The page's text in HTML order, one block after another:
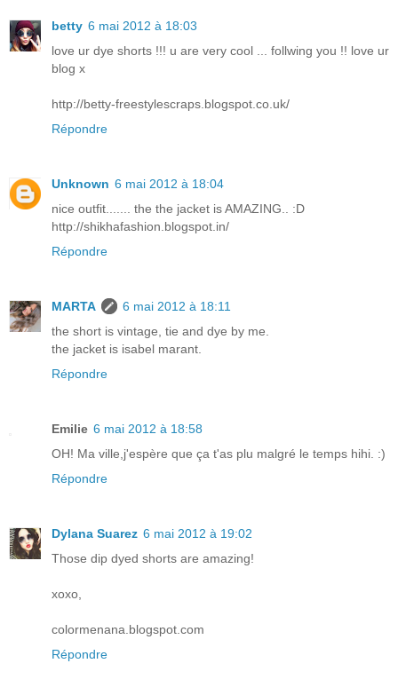
betty 6 mai 2012 à 18:03
love ur dye shorts !!! u are very cool ... follwing you !! love ur
blog x
http://betty-freestylescraps.blogspot.co.uk/
Répondre
Unknown 6 mai 2012 à 18:04
nice outfit....... the the jacket is AMAZING.. :D
http://shikhafashion.blogspot.in/
Répondre
MARTA
6 mai 2012 à 18:11
the short is vintage, tie and dye by me.
the jacket is isabel marant.
Répondre
Emilie 6 mai 2012 à 18:58
OH! Ma ville,j'espère que ça t'as plu malgré le temps hihi. :)
Répondre
Dylana Suarez 6 mai 2012 à 19:02
Those dip dyed shorts are amazing!
xoxo,
colormenana.blogspot.com
Répondre